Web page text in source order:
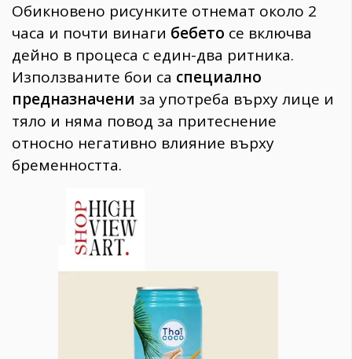
Обикновено рисунките отнемат около 2
часа и почти винаги бебето се включва
дейно в процеса с един-два ритника.
Използваните бои са специално
предназначени за употреба върху лице и
тяло и няма повод за притеснение
относно негативно влияние върху
бременността.